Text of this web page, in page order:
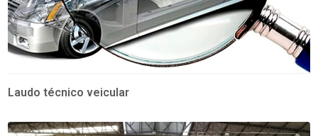
Laudo técnico veicular